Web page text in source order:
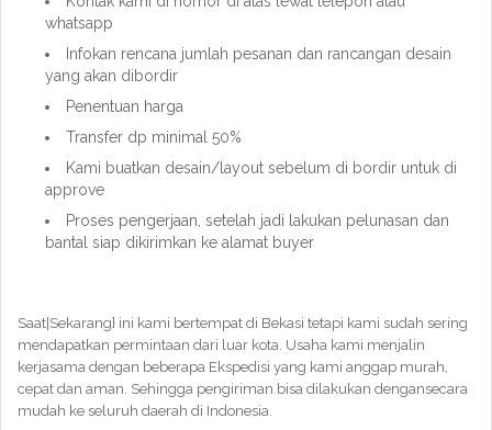
whatsapp
Infokan rencana jumlah pesanan dan rancangan desain
yang akan dibordir
Penentuan harga
Transfer dp minimal 50%
Kami buatkan desain/layout sebelum di bordir untuk di
approve
Proses pengerjaan, setelah jadi lakukan pelunasan dan
bantal siap dikirimkan ke alamat buyer
Saat|Sekarang} ini kami bertempat di Bekasi tetapi kami sudah sering
mendapatkan permintaan dari luar kota. Usaha kami menjalin
kerjasama dengan beberapa Ekspedisi yang kami anggap murah,
cepat dan aman. Sehingga pengiriman bisa dilakukan dengansecara
mudah ke seluruh daerah di Indonesia.